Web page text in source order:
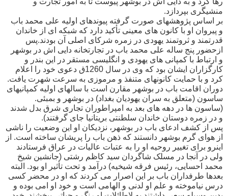
منشیگری بپردازد.
بر اساس پژوهشهای صورت گرفته پیوندهای اولیه علی محمد باب
و پیروان او با کانون های معینی تأکید دارد که شبکه ای از خاندان
قدرتمند و ثروتمند یهودی در زمره شرکای اصلی آن بودند.پس
ازحضور پنج ساله علی محمد باب در تجارتخانه دایی اش در بوشهر
و ارتباط با کمپانی های یهودی و انگلیسی مستقر در این بندر و
کارگزاران ایشان بود که وی در سال 1260ق دعوی خود را اعلام
کرد و با حمایت کانونهای متنفذ و مرموزی به سرعت شهرت یافت.
دوران اقامت باب در بوشهر مقارن است با سالهای اولیه کمپانیهای
ساسون (متعلق به سران یهودیان بغداد) در بوشهر و بمبئی.
(ساسون ها در دهه های بعد به امپراطوران تجاری شرق بدل شدند
و در زمره دوستان خاندان سلطنتی بریتانیا جای گرفتند).
پس از کشف ادعای باب در بوشهر، نزدیکان او این وضعیت را ناشی
از هوای گرم بوشهر دانستند که ذهن باب را پریشان ساخته است. از
اینرو برای تغییر روحیه او را به عتبات عالیات در عراق فرستادند
ولی در آنجا در مسلک شاگردان سید کاظم رشتی (جانشین شیخ
محمد احسایی، رئیس فرقه شیخیه) درآمد و تحت تأثیر او بود. البته
بعدها طرفداران باب بر این اصرار می کردند که او در محضر کسی
درس نیاموخته و علم او لدنی و الهامی است و خود او امی بوده و